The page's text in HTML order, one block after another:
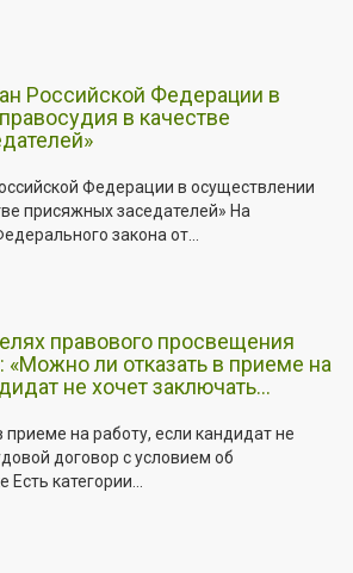
Российской Федерации в
в качестве
Федерации в осуществлении
присяжных заседателей» На
закона от...
правового просвещения
«Можно ли отказать в приеме на
не хочет заключать...
на работу, если кандидат не
договор с условием об
категории...